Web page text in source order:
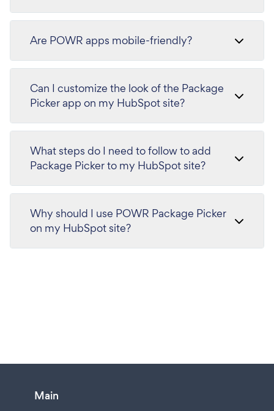
Are POWR apps mobile-friendly?
Can I customize the look of the Package
Picker app on my HubSpot site?
What steps do I need to follow to add
Package Picker to my HubSpot site?
Why should I use POWR Package Picker
on my HubSpot site?
Main